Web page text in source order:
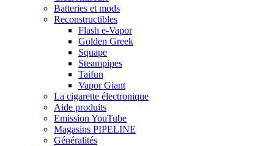
Batteries et mods
Reconstructibles
Flash e-Vapor
Golden Greek
Squape
Steampipes
Taifun
Vapor Giant
La cigarette électronique
Aide produits
Emission YouTube
Magasins PIPELINE
Généralités